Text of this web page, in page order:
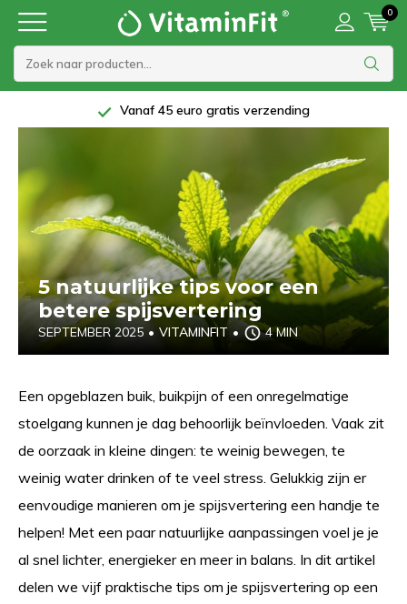
0
Vanaf 45 euro gratis verzending
5 natuurlijke tips voor een
betere spijsvertering
SEPTEMBER 2025 • VITAMINFIT • 4 MIN
Een opgeblazen buik, buikpijn of een onregelmatige
stoelgang kunnen je dag behoorlijk beïnvloeden. Vaak zit
de oorzaak in kleine dingen: te weinig bewegen, te
weinig water drinken of te veel stress. Gelukkig zijn er
eenvoudige manieren om je spijsvertering een handje te
helpen! Met een paar natuurlijke aanpassingen voel je je
al snel lichter, energieker en meer in balans. In dit artikel
delen we vijf praktische tips om je spijsvertering op een